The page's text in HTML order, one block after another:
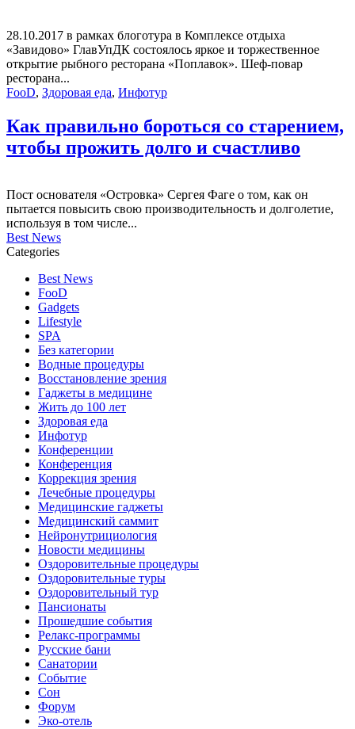
28.10.2017 в рамках блоготура в Комплексе отдыха
«Завидово» ГлавУпДК состоялось яркое и торжественное
открытие рыбного ресторана «Поплавок». Шеф-повар
ресторана...
FooD, Здоровая еда, Инфотур
Как правильно бороться со старением,
чтобы прожить долго и счастливо
Пост основателя «Островка» Сергея Фаге о том, как он
пытается повысить свою производительность и долголетие,
используя в том числе...
Best News
Categories
Best News
FooD
Gadgets
Lifestyle
SPA
Без категории
Водные процедуры
Восстановление зрения
Гаджеты в медицине
Жить до 100 лет
Здоровая еда
Инфотур
Конференции
Конференция
Коррекция зрения
Лечебные процедуры
Медицинские гаджеты
Медицинский саммит
Нейронутрициология
Новости медицины
Оздоровительные процедуры
Оздоровительные туры
Оздоровительный тур
Пансионаты
Прошедшие события
Релакс-программы
Русские бани
Санатории
Событие
Сон
Форум
Эко-отель